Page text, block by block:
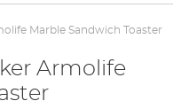
Marble Sandwich Toaster
Armolife